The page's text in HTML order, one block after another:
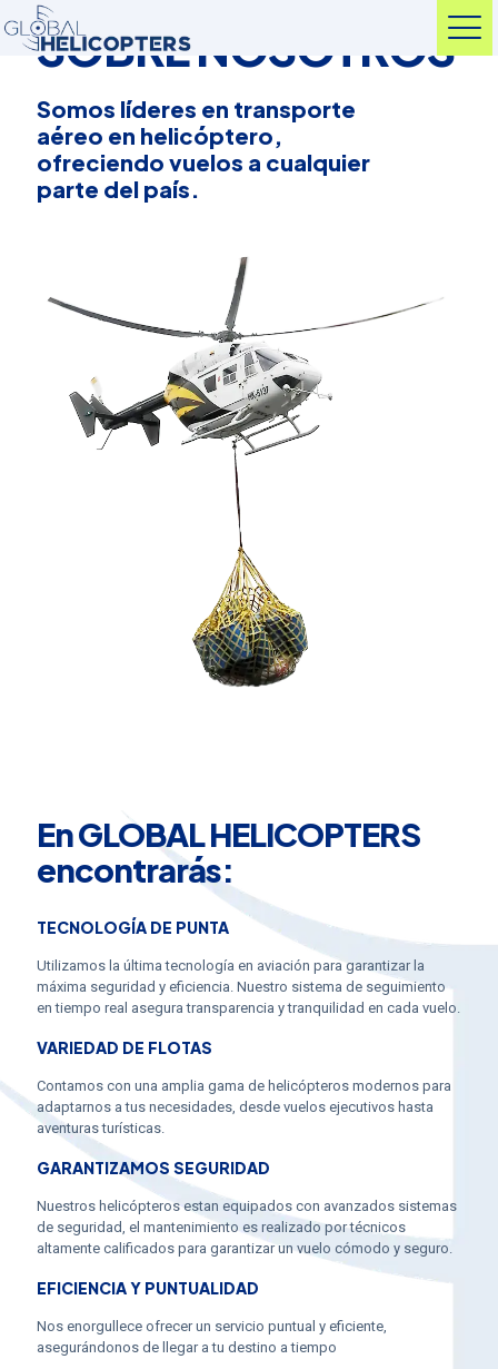
SOBRE NOSOTROS
Somos líderes en transporte
aéreo en helicóptero,
ofreciendo vuelos a cualquier
parte del país.
En GLOBAL HELICOPTERS
encontrarás:
TECNOLOGÍA DE PUNTA
Utilizamos la última tecnología en aviación para garantizar la
máxima seguridad y eficiencia. Nuestro sistema de seguimiento
en tiempo real asegura transparencia y tranquilidad en cada vuelo.
VARIEDAD DE FLOTAS
Contamos con una amplia gama de helicópteros modernos para
adaptarnos a tus necesidades, desde vuelos ejecutivos hasta
aventuras turísticas.
GARANTIZAMOS SEGURIDAD
Nuestros helicópteros estan equipados con avanzados sistemas
de seguridad, el mantenimiento es realizado por técnicos
altamente calificados para garantizar un vuelo cómodo y seguro.
EFICIENCIA Y PUNTUALIDAD
Nos enorgullece ofrecer un servicio puntual y eficiente,
asegurándonos de llegar a tu destino a tiempo